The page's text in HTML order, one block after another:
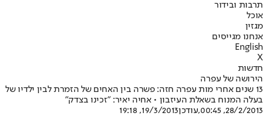
תרבות ובידור
אוכל
מגזין
אנחנו מגייסים
English
X
חדשות
הירושה של עפרה
13 שנים אחרי מות עפרה חזה: פשרה בין האחים של הזמרת לבין ילדיו של
בעלה המנוח בשאלת העיזבון • אחיה יאיר: "זכינו בצדק"
28/2/2013, 00:45
,עודכן19/3/2013, 19:18